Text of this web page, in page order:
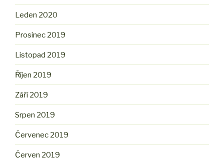
Leden 2020
Prosinec 2019
Listopad 2019
Říjen 2019
Září 2019
Srpen 2019
Červenec 2019
Červen 2019